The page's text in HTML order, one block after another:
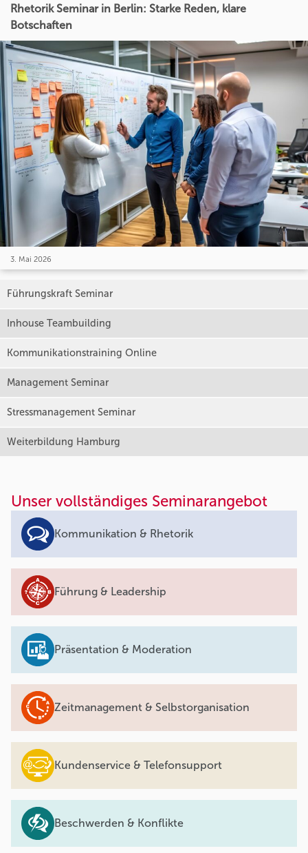
Rhetorik Seminar in Berlin: Starke Reden, klare
Botschaften
3. Mai 2026
Führungskraft Seminar
Inhouse Teambuilding
Kommunikationstraining Online
Management Seminar
Stressmanagement Seminar
Weiterbildung Hamburg
Unser vollständiges Seminarangebot
Kommunikation & Rhetorik
Führung & Leadership
Präsentation & Moderation
Zeitmanagement & Selbstorganisation
Kundenservice & Telefonsupport
Beschwerden & Konflikte